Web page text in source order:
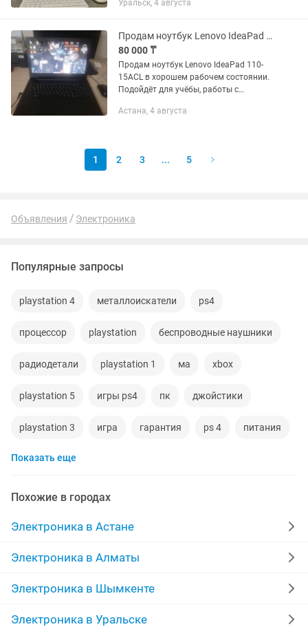
ГОТОВ ! ЦЕНА ЗА НАЛ ! ЕСТЬ КАСПИЙ
УРАЛЬСК...
Уральск, 4 августа
Продам ноутбук Lenovo IdeaPad 110-15ACL (15,6)
80 000 ₸
Продам ноутбук Lenovo IdeaPad 110-
15ACL в хорошем рабочем состоянии.
Подойдёт для учёбы, работы с
фильмов и интернета. Характеристики:
Астана, 4 августа
1 2 3 ... 5
Объявления Электроника
Популярные запросы
playstation 4 металлоискатели ps4
процессор playstation беспроводные наушники
радиодетали playstation 1 ма xbox
playstation 5 игры ps4 пк джойстики
playstation 3 игра гарантия ps 4 питания
новые телевизоры
фотоаппараты canon
зарядное устройство консоль
Показать еще
Похожие в городах
Электроника в Астане
Электроника в Алматы
Электроника в Шымкенте
Электроника в Уральске